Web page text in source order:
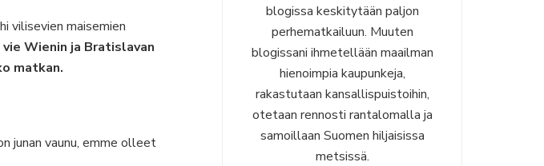
vilisevien maisemien
Wienin ja Bratislavan
matkan.
junan vaunu, emme olleet
blogissa keskitytään paljon
perhematkailuun. Muuten
blogissani ihmetellään maailman
hienoimpia kaupunkeja,
rakastutaan kansallispuistoihin,
otetaan rennosti rantalomalla ja
samoillaan Suomen hiljaisissa
metsissä.